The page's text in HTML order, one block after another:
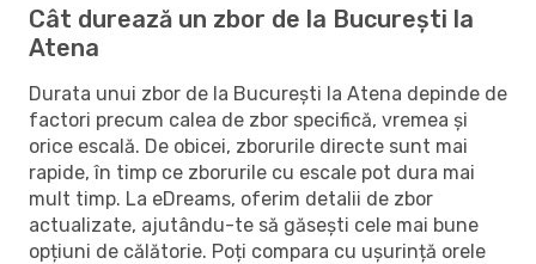
Cât durează un zbor de la București la
Atena
Durata unui zbor de la București la Atena depinde de
factori precum calea de zbor specifică, vremea și
orice escală. De obicei, zborurile directe sunt mai
rapide, în timp ce zborurile cu escale pot dura mai
mult timp. La eDreams, oferim detalii de zbor
actualizate, ajutându-te să găsești cele mai bune
opțiuni de călătorie. Poți compara cu ușurință orele